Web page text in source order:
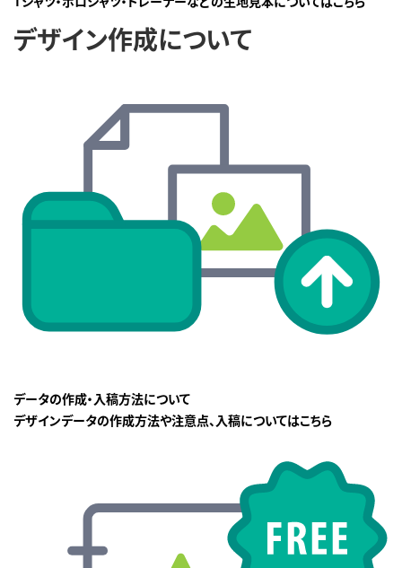
デザイン作成について
データの作成・入稿方法について
デザインデータの作成方法や注意点、入稿についてはこちら